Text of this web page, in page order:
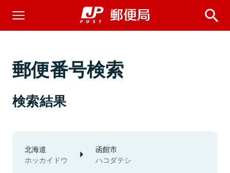
郵便番号検索
検索結果
北海道
ホッカイドウ
函館市
ハコダテシ